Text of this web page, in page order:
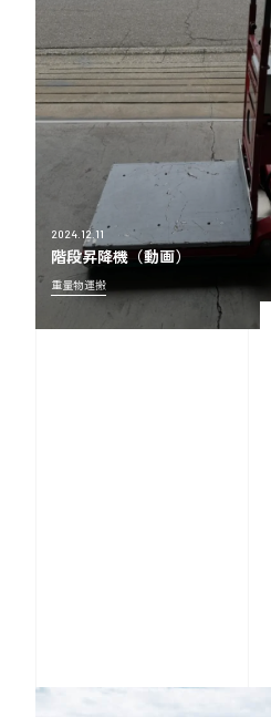
2024.12.11
階段昇降機（動画）
重量物運搬